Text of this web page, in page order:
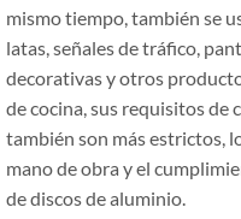
mismo tiempo, también se
latas, señales de tráfico,
decorativas y otros
de cocina, sus requisitos de
también son más estrictos,
mano de obra y el
de discos de aluminio.